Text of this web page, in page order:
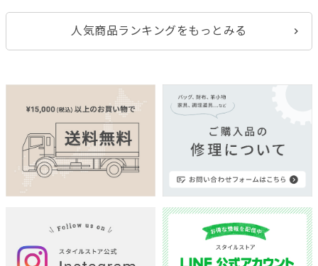
人気商品ランキングをもっとみる